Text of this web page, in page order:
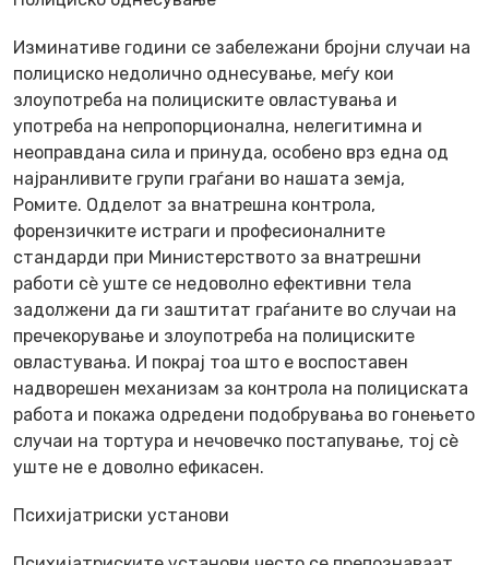
Изминативе години се забележани бројни случаи на
полициско недолично однесување, меѓу кои
злоупотреба на полициските овластувања и
употреба на непропорционална, нелегитимна и
неоправдана сила и принуда, особено врз една од
најранливите групи граѓани во нашата земја,
Ромите. Одделот за внатрешна контрола,
форензичките истраги и професионалните
стандарди при Министерството за внатрешни
работи сè уште се недоволно ефективни тела
задолжени да ги заштитат граѓаните во случаи на
пречекорување и злоупотреба на полициските
овластувања. И покрај тоа што е воспоставен
надворешен механизам за контрола на полициската
работа и покажа одредени подобрувања во гонењето
случаи на тортура и нечовечко постапување, тој сè
уште не е доволно ефикасен.
Психијатриски установи